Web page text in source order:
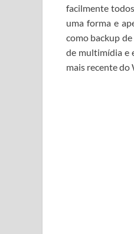
facilmente
uma forma e
como backup
de multimídia e
mais recente do